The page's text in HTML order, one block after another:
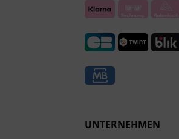
UNTERNEHMEN